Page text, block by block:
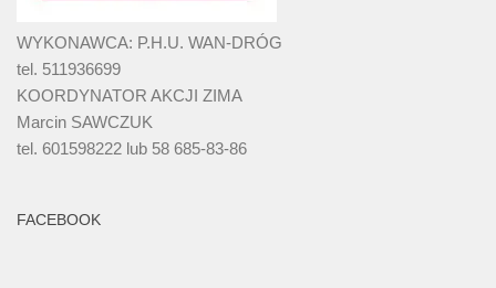
WYKONAWCA: P.H.U. WAN-DRÓG
tel. 511936699
KOORDYNATOR AKCJI ZIMA
Marcin SAWCZUK
tel. 601598222 lub 58 685-83-86
FACEBOOK